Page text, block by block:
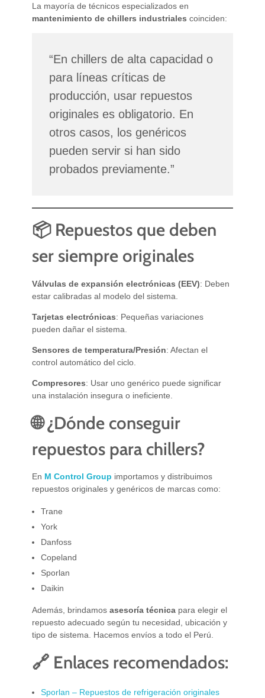
La mayoría de técnicos especializados en
mantenimiento de chillers industriales coinciden:
“En chillers de alta capacidad o
para líneas críticas de
producción, usar repuestos
originales es obligatorio. En
otros casos, los genéricos
pueden servir si han sido
probados previamente.”
📦 Repuestos que deben
ser siempre originales
Válvulas de expansión electrónicas (EEV): Deben
estar calibradas al modelo del sistema.
Tarjetas electrónicas: Pequeñas variaciones
pueden dañar el sistema.
Sensores de temperatura/Presión: Afectan el
control automático del ciclo.
Compresores: Usar uno genérico puede significar
una instalación insegura o ineficiente.
🌐 ¿Dónde conseguir
repuestos para chillers?
En M Control Group importamos y distribuimos
repuestos originales y genéricos de marcas como:
Trane
York
Danfoss
Copeland
Sporlan
Daikin
Además, brindamos asesoría técnicapara elegir el
repuesto adecuado según tu necesidad, ubicación y
tipo de sistema. Hacemos envíos a todo el Perú.
🔗 Enlaces recomendados:
Sporlan – Repuestos de refrigeración originales